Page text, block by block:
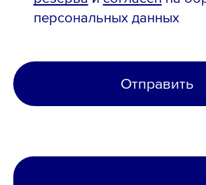
персональных данных
Отправить